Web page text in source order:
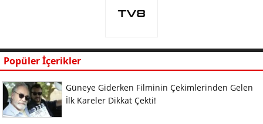
Popüler İçerikler
Güneye Giderken Filminin Çekimlerinden Gelen
İlk Kareler Dikkat Çekti!